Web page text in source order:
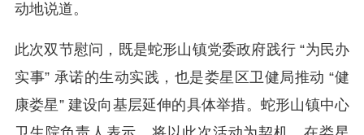
动地说道。
此次双节慰问，既是蛇形山镇党委政府践行 “为民办
实事” 承诺的生动实践，也是娄星区卫健局推动 “健
康娄星” 建设向基层延伸的具体举措。蛇形山镇中心